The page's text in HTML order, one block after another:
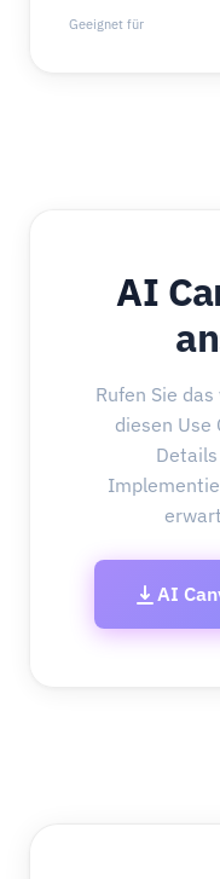
Geeignet für
AI
Rufen Sie
diesen Use
AI